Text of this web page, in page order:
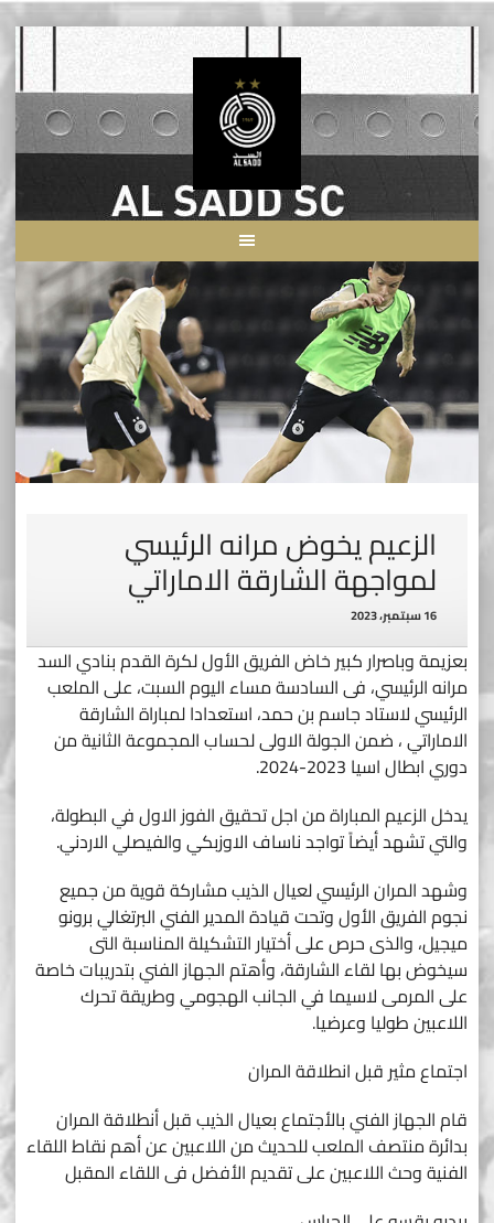
content
الزعيم يخوض مرانه الرئيسي
لمواجهة الشارقة الاماراتي
16 سبتمبر، 2023
بعزيمة وباصرار كبير خاض الفريق الأول لكرة القدم بنادي السد
مرانه الرئيسي، فى السادسة مساء اليوم السبت، على الملعب
الرئيسي لاستاد جاسم بن حمد، استعدادا لمباراة الشارقة
الاماراتي ، ضمن الجولة الاولى لحساب المجموعة الثانية من
دوري ابطال اسيا 2023-2024.
يدخل الزعيم المباراة من اجل تحقيق الفوز الاول في البطولة،
والتي تشهد أيضاً تواجد ناساف الاوزبكي والفيصلي الاردني.
وشهد المران الرئيسي لعيال الذيب مشاركة قوية من جميع
نجوم الفريق الأول وتحت قيادة المدير الفني البرتغالي برونو
ميجيل، والذى حرص على أختيار التشكيلة المناسبة التى
سيخوض بها لقاء الشارقة، وأهتم الجهاز الفني بتدريبات خاصة
على المرمى لاسيما في الجانب الهجومي وطريقة تحرك
اللاعبين طوليا وعرضيا.
اجتماع مثير قبل انطلاقة المران
قام الجهاز الفني بالأجتماع بعيال الذيب قبل أنطلاقة المران
بدائرة منتصف الملعب للحديث من اللاعبين عن أهم نقاط اللقاء
الفنية وحث اللاعبين على تقديم الأفضل فى اللقاء المقبل